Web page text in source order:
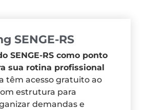
SENGE-RS
SENGE-RS como ponto
sua rotina profissional
têm acesso gratuito ao
estrutura para
demandas e